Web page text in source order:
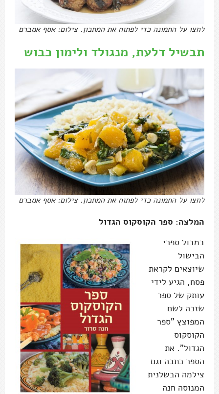
לחצו על התמונה כדי לפתוח את המתכון. צילום: אסף אמברם
תבשיל דלעת, מנגולד ולימון כבוש
לחצו על התמונה כדי לפתוח את המתכון. צילום: אסף אמברם
המלצה: ספר הקוסקוס הגדול
במבול ספרי
הבישול
שיוצאים לקראת
פסח, הגיע לידי
עותק של ספר
שזכה לשם
המפוצץ "ספר
הקוסקוס
הגדול". את
הספר כתבה וגם
צילמה הבשלנית
המנוסה חנה